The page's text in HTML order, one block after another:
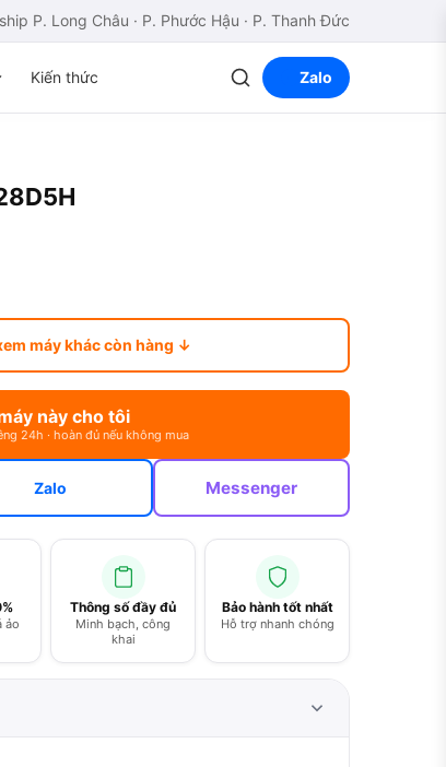
P. Long Châu · P. Phước Hậu · P. Thanh Đức
Kiến thức Zalo
máy khác còn hàng ↓
này cho tôi
24h · hoàn đủ nếu không mua
Zalo Messenger
ảo
Thông số đầy đủ
Minh bạch, công
khai
Bảo hành tốt nhất
Hỗ trợ nhanh chóng